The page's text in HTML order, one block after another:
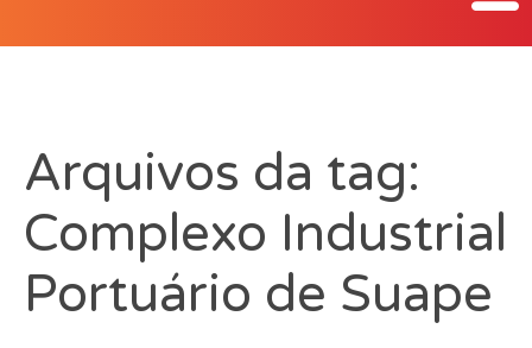
Arquivos da tag:
Complexo Industrial
Portuário de Suape